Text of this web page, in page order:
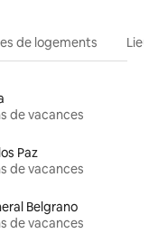
de logements
de vacances
Paz
de vacances
Belgrano
de vacances